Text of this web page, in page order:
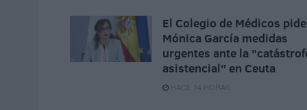
El Colegio de Médicos
Mónica García medidas
urgentes ante la
asistencial" en Ceuta
HACE 14 HORAS